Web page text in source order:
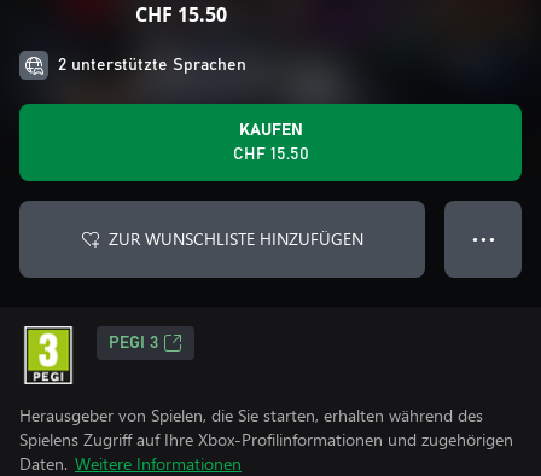
CHF 15.50
2 unterstützte Sprachen
KAUFEN
CHF 15.50
ZUR WUNSCHLISTE HINZUFÜGEN ● ● ●
PEGI 3
Herausgeber von Spielen, die Sie starten, erhalten während des
Spielens Zugriff auf Ihre Xbox-Profilinformationen und zugehörigen
Daten. Weitere Informationen